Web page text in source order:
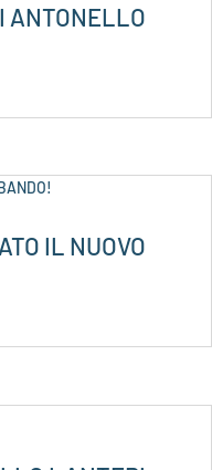
ANTONELLO
IL NUOVO